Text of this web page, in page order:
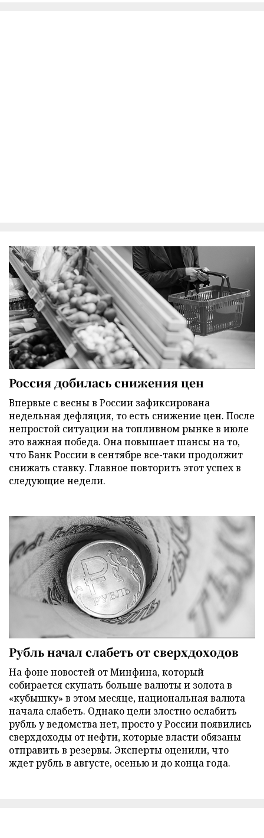
Россия добилась снижения цен
Впервые с весны в России зафиксирована
недельная дефляция, то есть снижение цен. После
непростой ситуации на топливном рынке в июле
это важная победа. Она повышает шансы на то,
что Банк России в сентябре все-таки продолжит
снижать ставку. Главное повторить этот успех в
следующие недели.
Рубль начал слабеть от сверхдоходов
На фоне новостей от Минфина, который
собирается скупать больше валюты и золота в
«кубышку» в этом месяце, национальная валюта
начала слабеть. Однако цели злостно ослабить
рубль у ведомства нет, просто у России появились
сверхдоходы от нефти, которые власти обязаны
отправить в резервы. Эксперты оценили, что
ждет рубль в августе, осенью и до конца года.